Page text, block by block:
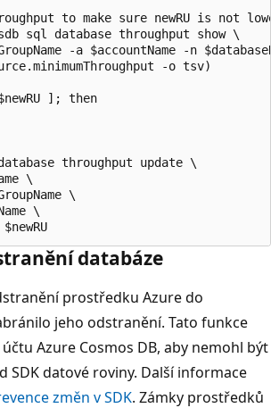
to make sure newRU is not
sql database throughput show \
-a $accountName -n
-o tsv)
]; then
throughput update \
\
\
\
databáze
prostředku Azure do
jeho odstranění. Tato funkce
Azure Cosmos DB, aby nemohl být
SDK datové roviny. Další informace
změn v SDK. Zámky prostředků